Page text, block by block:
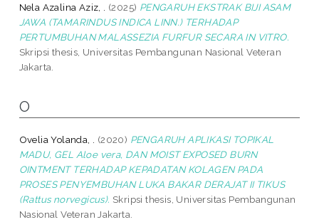
Nela Azalina Aziz, .
(2025) PENGARUH EKSTRAK BIJI ASAM
JAWA (TAMARINDUS INDICA LINN.) TERHADAP
PERTUMBUHAN MALASSEZIA FURFUR SECARA IN VITRO.
Skripsi thesis, Universitas Pembangunan Nasional Veteran
Jakarta.
O
Ovelia Yolanda, . (2020) PENGARUH APLIKASI TOPIKAL
MADU, GEL Aloe vera, DAN MOIST EXPOSED BURN
OINTMENT TERHADAP KEPADATAN KOLAGEN PADA
PROSES PENYEMBUHAN LUKA BAKAR DERAJAT II TIKUS
(Rattus norvegicus). Skripsi thesis, Universitas Pembangunan
Nasional Veteran Jakarta.